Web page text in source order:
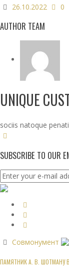
26.10.2022 0
AUTHOR TEAM
UNIQUE
sociis natoque
SUBSCRIBE TO OUR
Совмонумент
ПАМЯТНИК А. В. ШОТМАНУ